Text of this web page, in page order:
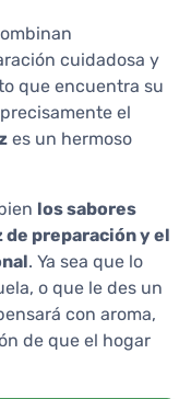
cuidadosa y
que encuentra su
el
es un hermoso
los sabores
preparación y el
. Ya sea que lo
o que le des un
con aroma,
de que el hogar